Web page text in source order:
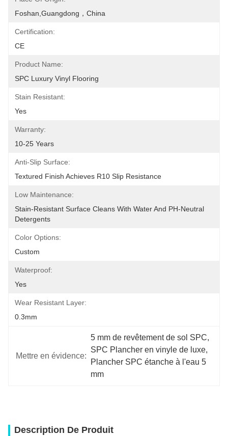
Foshan,Guangdong，China
Certification:
CE
Product Name:
SPC Luxury Vinyl Flooring
Stain Resistant:
Yes
Warranty:
10-25 Years
Anti-Slip Surface:
Textured Finish Achieves R10 Slip Resistance
Low Maintenance:
Stain-Resistant Surface Cleans With Water And PH-Neutral
Detergents
Color Options:
Custom
Waterproof:
Yes
Wear Resistant Layer:
0.3mm
Mettre en évidence:
5 mm de revêtement de sol SPC
SPC Plancher en vinyle de luxe,
Plancher SPC étanche à l'eau 5
mm
Description De Produit